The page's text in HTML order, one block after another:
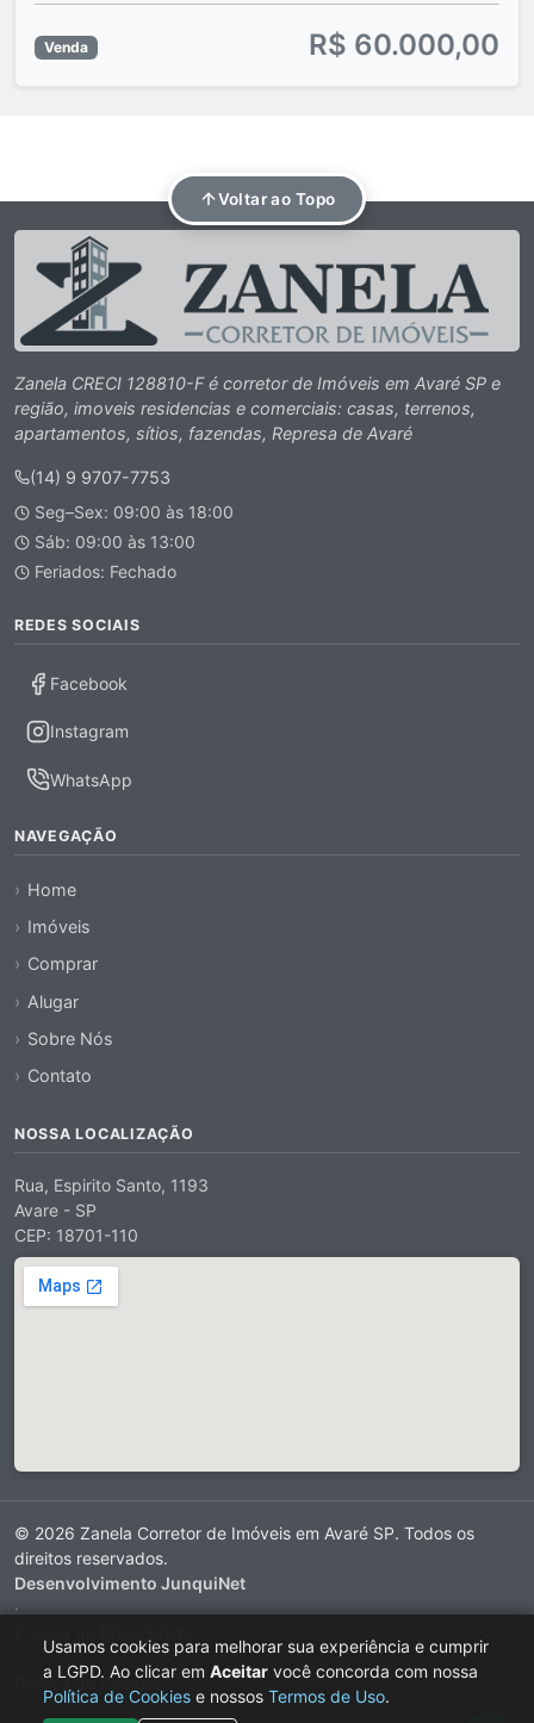
Venda R$ 60.000,00
Voltar ao Topo
Zanela CRECI 128810-F é corretor de Imóveis em Avaré SP e
região, imoveis residencias e comerciais: casas, terrenos,
apartamentos, sítios, fazendas, Represa de Avaré
(14) 9 9707-7753
Seg–Sex: 09:00 às 18:00
Sáb: 09:00 às 13:00
Feriados: Fechado
REDES SOCIAIS
Facebook
Instagram
WhatsApp
NAVEGAÇÃO
Home
Imóveis
Comprar
Alugar
Sobre Nós
Contato
NOSSA LOCALIZAÇÃO
Rua, Espirito Santo, 1193
Avare - SP
CEP: 18701-110
© 2026 Zanela Corretor de Imóveis em Avaré SP. Todos os
direitos reservados.
Desenvolvimento JunquiNet
·
Política de Cookies
Usamos cookies para melhorar sua experiência e cumprir
a LGPD. Ao clicar em Aceitar você concorda com nossa
Política de Cookies e nossos Termos de Uso.